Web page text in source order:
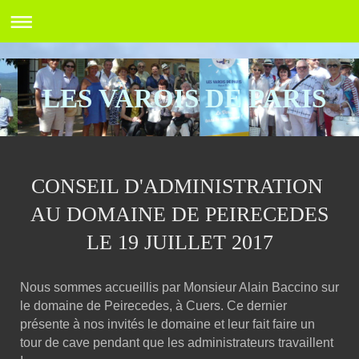
LES VAROIS DE PARIS
CONSEIL D'ADMINISTRATION
AU DOMAINE DE PEIRECEDES
LE 19 JUILLET 2017
Nous sommes accueillis par Monsieur Alain Baccino sur
le domaine de Peirecedes, à Cuers. Ce dernier
présente à nos invités le domaine et leur fait faire un
tour de cave pendant que les administrateurs travaillent